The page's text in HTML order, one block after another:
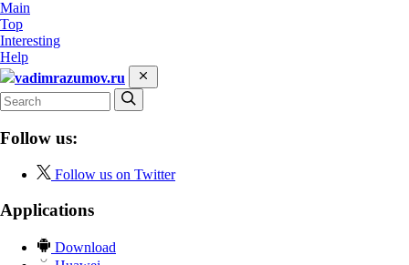
Main
Top
Interesting
Help
vadimrazumov.ru
Follow us:
Follow us on Twitter
Applications
Download